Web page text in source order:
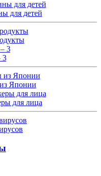
для детей
3
Японии
для лица